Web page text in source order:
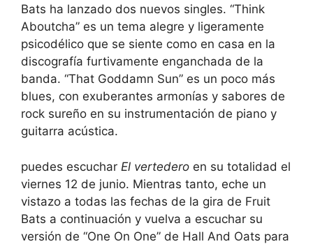
Bats ha lanzado dos nuevos singles. “Think
Aboutcha” es un tema alegre y ligeramente
psicodélico que se siente como en casa en la
discografía furtivamente enganchada de la
banda. “That Goddamn Sun” es un poco más
blues, con exuberantes armonías y sabores de
rock sureño en su instrumentación de piano y
guitarra acústica.
puedes escuchar El vertedero en su totalidad el
viernes 12 de junio. Mientras tanto, eche un
vistazo a todas las fechas de la gira de Fruit
Bats a continuación y vuelva a escuchar su
versión de “One On One” de Hall And Oats para